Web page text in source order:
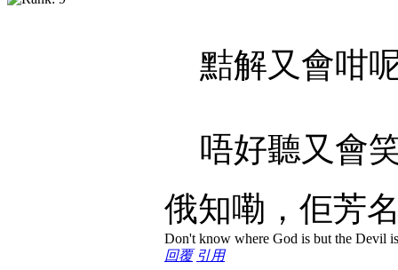
黠解又會咁
唔好聽又會
俄知嘞，佢芳
Don't know where God is but the Devil
回覆 引用